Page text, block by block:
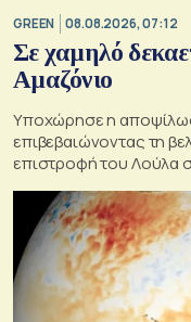
GREEN 08.08.2026, 07:12
Σε χαμηλό
Αμαζόνιο
Υποχώρησε η
επιβεβαιώνοντας τη
επιστροφή του Λούλα